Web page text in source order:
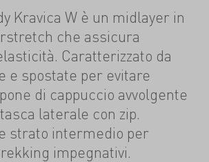
Kravica W è un midlayer in
che assicura
Caratterizzato da
e spostate per evitare
di cappuccio avvolgente
laterale con zip.
strato intermedio per
impegnativi.